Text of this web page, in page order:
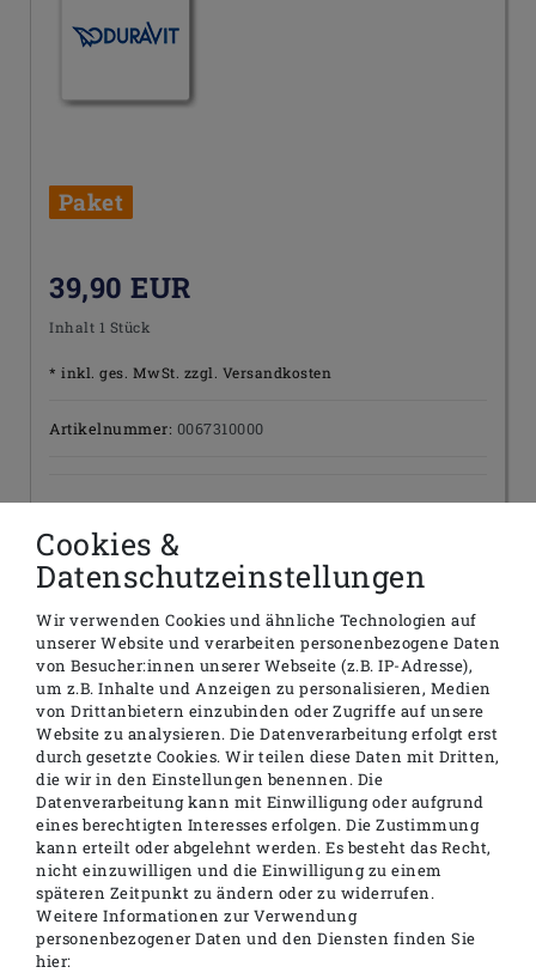
Paket
39,90 EUR
Inhalt 1 Stück
* inkl. ges. MwSt. zzgl. Versandkosten
Artikelnummer: 0067310000
Menge:
In den Warenkorb
Beschreibung
Produktinformationen
Ähnliche Artikel
Cookies &
Datenschutzeinstellungen
Wir verwenden Cookies und ähnliche Technologien auf
unserer Website und verarbeiten personenbezogene Daten
von Besucher:innen unserer Webseite (z.B. IP-Adresse),
um z.B. Inhalte und Anzeigen zu personalisieren, Medien
von Drittanbietern einzubinden oder Zugriffe auf unsere
Website zu analysieren. Die Datenverarbeitung erfolgt erst
durch gesetzte Cookies. Wir teilen diese Daten mit Dritten,
die wir in den Einstellungen benennen. Die
Datenverarbeitung kann mit Einwilligung oder aufgrund
eines berechtigten Interesses erfolgen. Die Zustimmung
kann erteilt oder abgelehnt werden. Es besteht das Recht,
nicht einzuwilligen und die Einwilligung zu einem
späteren Zeitpunkt zu ändern oder zu widerrufen.
Weitere Informationen zur Verwendung
personenbezogener Daten und den Diensten finden Sie
hier: